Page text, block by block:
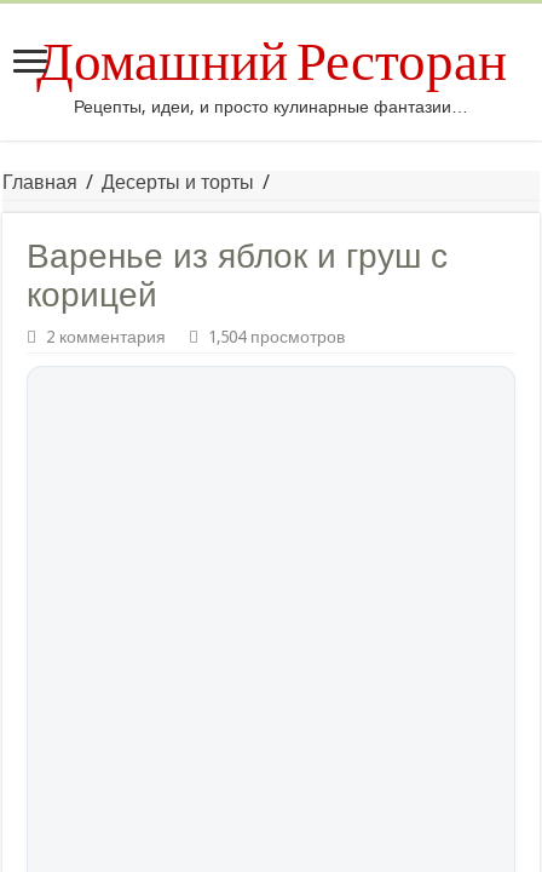
Домашний Ресторан
Рецепты, идеи, и просто кулинарные фантазии…
Главная / Десерты и торты /
Варенье из яблок и груш с
корицей
2 комментария 1,504 просмотров